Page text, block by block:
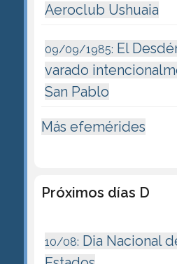
Aeroclub Ushuaia
09/09/1985: El
varado
San Pablo
Más efemérides
Próximos días D
10/08: Dia Nacional